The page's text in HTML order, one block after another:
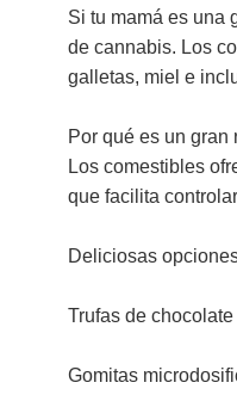
Si tu mamá es una
de cannabis. Los
galletas, miel e
Por qué es un gran
Los comestibles
que facilita
Deliciosas
Trufas de
Gomitas